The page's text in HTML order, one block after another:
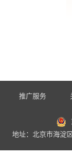
推广服务
地址：北京市海淀